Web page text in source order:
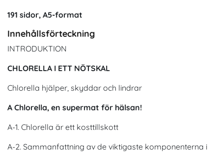
191 sidor, A5-format
Innehållsförteckning
INTRODUKTION
CHLORELLA I ETT NÖTSKAL
Chlorella hjälper, skyddar och lindrar
A Chlorella, en supermat för hälsan!
A-1. Chlorella är ett kosttillskott
A-2. Sammanfattning av de viktigaste komponenterna i